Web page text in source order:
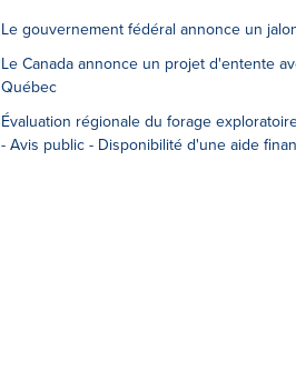
Le gouvernement fédéral annonce un
Le Canada annonce un projet d'entente
Québec
Évaluation régionale du forage
- Avis public - Disponibilité d'une aide